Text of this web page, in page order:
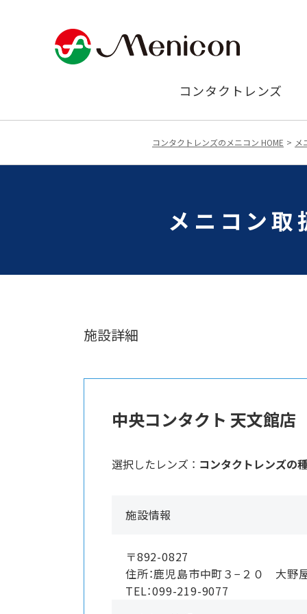
コンタクトレンズ
コンタクトレンズのメニコン HOME メ
メニコン
施設詳細
中央コンタクト 天文館店
選択したレンズ ： コンタクトレンズの
施設情報
〒892-0827
住所：鹿児島市中町３−２０ 大野
TEL：099-219-9077